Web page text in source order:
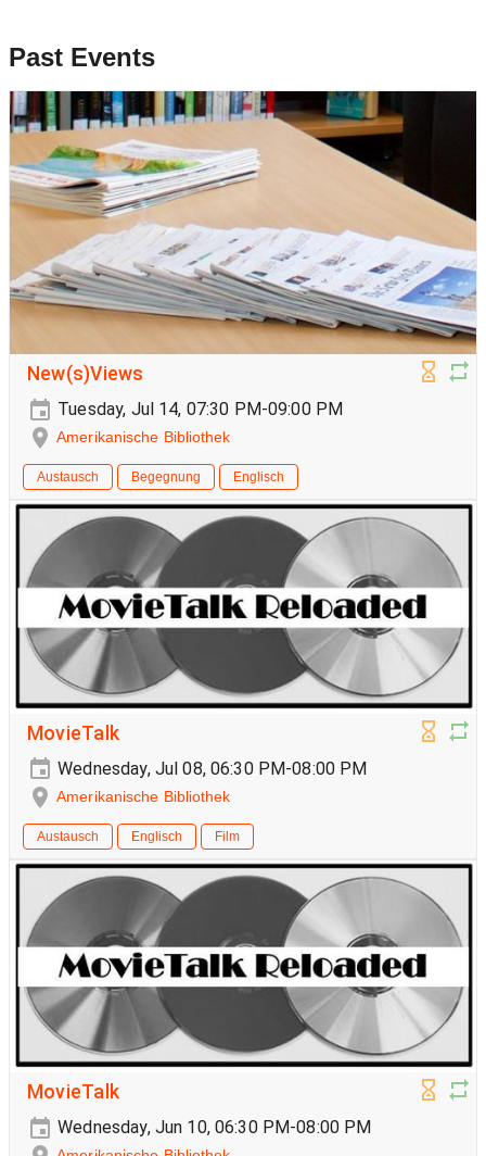
Past Events
New(s)Views
Tuesday, Jul 14, 07:30 PM-09:00 PM
Amerikanische Bibliothek
Austausch Begegnung Englisch
MovieTalk
Wednesday, Jul 08, 06:30 PM-08:00 PM
Amerikanische Bibliothek
Austausch Englisch Film
MovieTalk
Wednesday, Jun 10, 06:30 PM-08:00 PM